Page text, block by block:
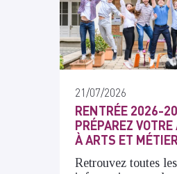
21/07/2026
RENTRÉE 2026-
PRÉPAREZ VOTRE
À ARTS ET
Retrouvez toutes les